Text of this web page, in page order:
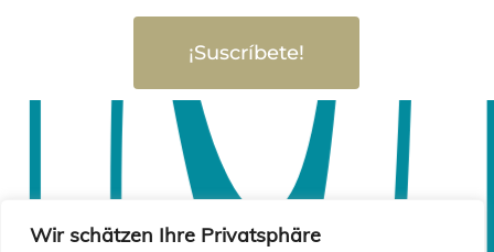
Wir schätzen Ihre Privatsphäre
¡Suscríbete!